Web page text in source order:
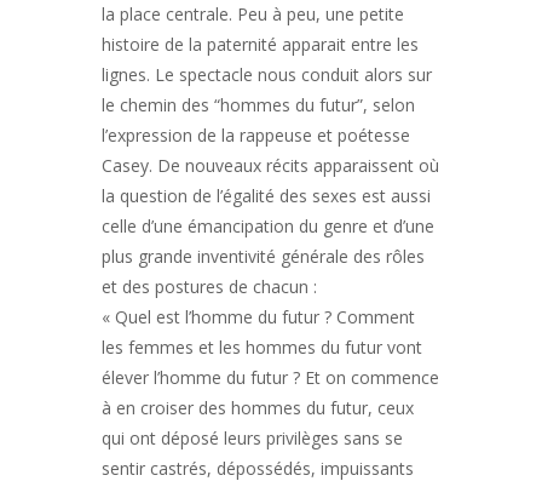
la place centrale. Peu à peu, une petite
histoire de la paternité apparait entre les
lignes. Le spectacle nous conduit alors sur
le chemin des “hommes du futur”, selon
l’expression de la rappeuse et poétesse
Casey. De nouveaux récits apparaissent où
la question de l’égalité des sexes est aussi
celle d’une émancipation du genre et d’une
plus grande inventivité générale des rôles
et des postures de chacun :
« Quel est l’homme du futur ? Comment
les femmes et les hommes du futur vont
élever l’homme du futur ? Et on commence
à en croiser des hommes du futur, ceux
qui ont déposé leurs privilèges sans se
sentir castrés, dépossédés, impuissants